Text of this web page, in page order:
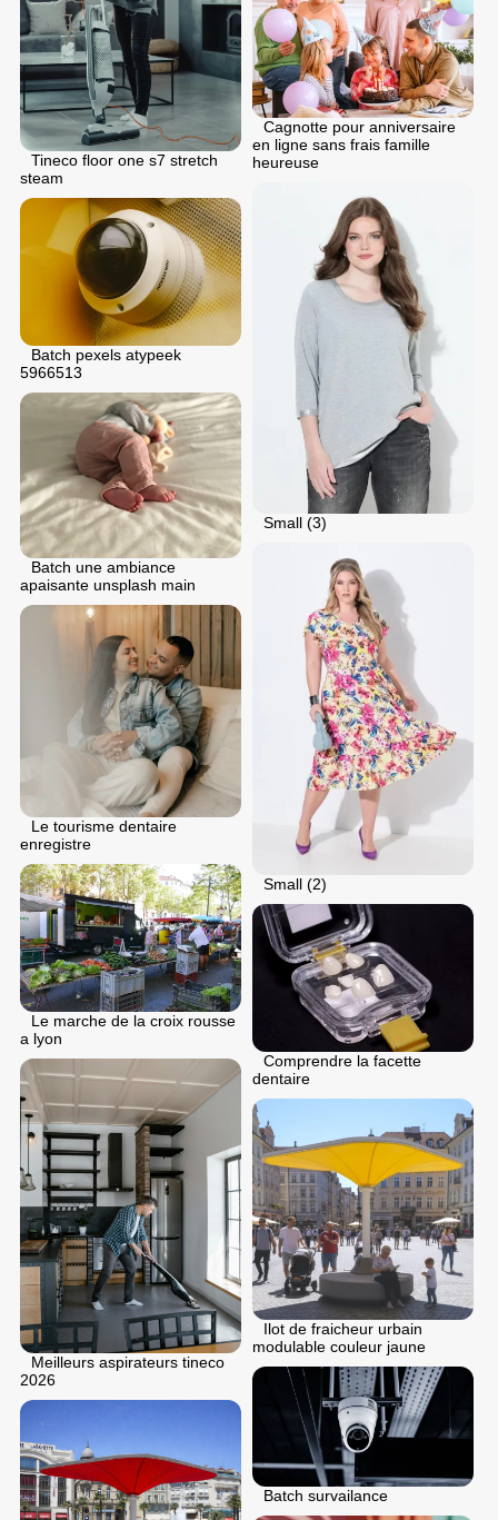
Tineco floor one s7 stretch
steam
Cagnotte pour anniversaire
en ligne sans frais famille
heureuse
Small (3)
Batch pexels atypeek
5966513
Batch une ambiance
apaisante unsplash main
Small (2)
Le tourisme dentaire
enregistre
Le marche de la croix rousse
a lyon
Comprendre la facette
dentaire
Meilleurs aspirateurs tineco
2026
Ilot de fraicheur urbain
modulable couleur jaune
Batch survailance